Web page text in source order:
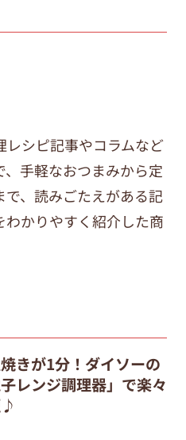
レシピ記事やコラムなど
、手軽なおつまみから定
、 読みごたえがある記
かりやすく紹介した商
きが1分！ダイソーの
子レンジ調理器」で楽々